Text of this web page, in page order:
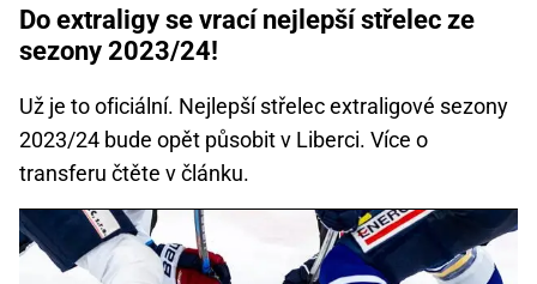
Do extraligy se vrací nejlepší střelec ze
sezony 2023/24!
Už je to oficiální. Nejlepší střelec extraligové sezony
2023/24 bude opět působit v Liberci. Více o
transferu čtěte v článku.